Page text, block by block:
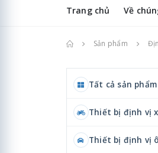
Trang chủ Về
Trang chủSản phẩm
Tất cả sản phẩm
Thiết bị định vị
Thiết bị định vị